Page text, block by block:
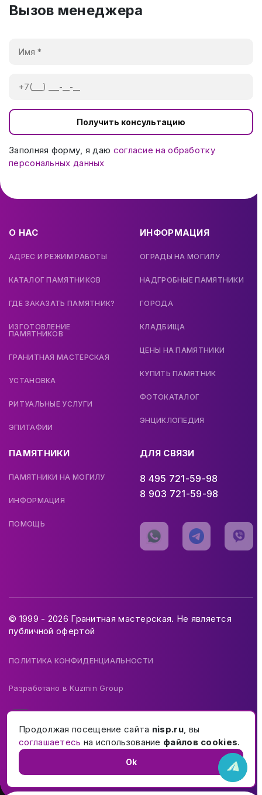
Вызов менеджера
Получить консультацию
Заполняя форму, я даю согласие на обработку
персональных данных
О НАС
АДРЕС И РЕЖИМ РАБОТЫ
КАТАЛОГ ПАМЯТНИКОВ
ГДЕ ЗАКАЗАТЬ ПАМЯТНИК?
ИЗГОТОВЛЕНИЕ
ПАМЯТНИКОВ
ГРАНИТНАЯ МАСТЕРСКАЯ
УСТАНОВКА
РИТУАЛЬНЫЕ УСЛУГИ
ЭПИТАФИИ
ИНФОРМАЦИЯ
ОГРАДЫ НА МОГИЛУ
НАДГРОБНЫЕ ПАМЯТНИКИ
ГОРОДА
КЛАДБИЩА
ЦЕНЫ НА ПАМЯТНИКИ
КУПИТЬ ПАМЯТНИК
ФОТОКАТАЛОГ
ЭНЦИКЛОПЕДИЯ
ПАМЯТНИКИ
ПАМЯТНИКИ НА МОГИЛУ
ИНФОРМАЦИЯ
ПОМОЩЬ
ДЛЯ СВЯЗИ
8 495 721-59-98
8 903 721-59-98
© 1999 - 2026 Гранитная мастерская. Не является
публичной офертой
ПОЛИТИКА КОНФИДЕНЦИАЛЬНОСТИ
Разработано вKuzmin Group
Продолжая посещение сайта nisp.ru, вы
соглашаетесь на использование файлов cookies.
Ok